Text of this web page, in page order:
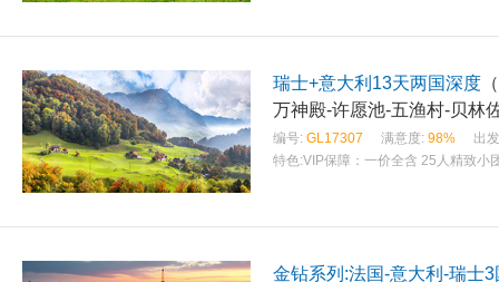
瑞士+意大利13天两国深度
万神殿-许愿池-五渔村-贝林
编号: GL17307 满意度: 98%
出
特色:VIP保障：一价全含 25人精致小
金钻系列:法国-意大利-瑞士